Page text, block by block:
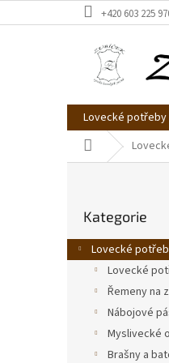
na
+420 603 225
Lovecké potřeby
Domů
r
a
kategorie
Kategorie
Lovecké
Lovecké
Řemeny na
Nábojové
Myslivecké
Brašny a